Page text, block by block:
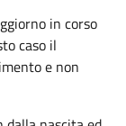
in corso
caso il
e non